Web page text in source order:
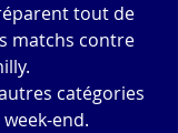
tout de
matchs contre
catégories
end.